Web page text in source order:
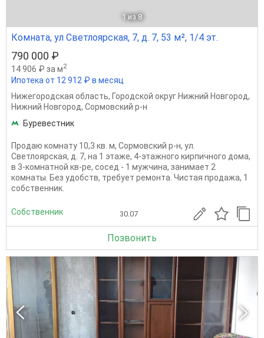
1 из 8
Комната, ул Светлоярская, 7, д. 7, 53 м², 1/4 эт.
790 000 ₽
14 906 ₽ за м2
Ипотека от 12 912 ₽ в месяц
Нижегородская область, Городской округ Нижний Новгород,
Нижний Новгород, Сормовский р-н
Буревестник
Продаю комнату 10,3 кв. м, Сормовский р-н, ул.
Светлоярская, д. 7, на 1 этаже, 4-этажного кирпичного дома,
в 3-комнатной кв-ре, сосед - 1 мужчина, занимает 2
комнаты. Без удобств, требует ремонта. Чистая продажа, 1
собственник.
Собственник 30.07
Позвонить